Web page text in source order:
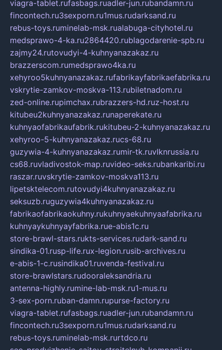
viagra-tablet.rufasbags.ruadler-jun.rubandamn.ru
fincontech.ru3sexporn.ru1mus.rudarksand.ru
rebus-toys.ruminelab-msk.rualabuga-cityhotel.ru
medsprawo-4-ka.ru2864420.rublagodarenie-spb.ru
zajmy24.rutovudyi-4-kuhnyanazakaz.ru
brazzerscom.rumedsprawo4ka.ru
xehyroo5kuhnyanazakaz.rufabrikayfabrikaefabrika.ru
vskrytie-zamkov-moskva-113.rubiletnadom.ru
zed-online.rupimchax.rubrazzers-hd.ruz-host.ru
kitubeu2kuhnyanazakaz.runaperekate.ru
kuhnyaofabrikaufabrik.rukitubeu-2-kuhnyanazakaz.ru
xehyroo-5-kuhnyanazakaz.rucs-68.ru
guzywia-4-kuhnyanazakaz.rumir-tk.ruvlknrussia.ru
cs68.ruvladivostok-map.ruvideo-seks.rubankaribi.ru
raszar.ruvskrytie-zamkov-moskva113.ru
lipetsktelecom.rutovudyi4kuhnyanazakaz.ru
seksuzb.ruguzywia4kuhnyanazakaz.ru
fabrikaofabrikaokuhny.rukuhnyaekuhnyaafabrika.ru
kuhnyaykuhnyayfabrika.rue-abis1c.ru
store-brawl-stars.rukts-services.rudark-sand.ru
sindika-01.rusp-life.rux-legion.rusib-archives.ru
e-abis-1-c.rusindika01.ruvenda-festival.ru
store-brawlstars.rudooraleksandria.ru
antenna-highly.rumine-lab-msk.ru1-mus.ru
3-sex-porn.ruban-damn.rupurse-factory.ru
viagra-tablet.rufasbags.ruadler-jun.rubandamn.ru
fincontech.ru3sexporn.ru1mus.rudarksand.ru
rebus-toys.ruminelab-msk.rurtdco.ru